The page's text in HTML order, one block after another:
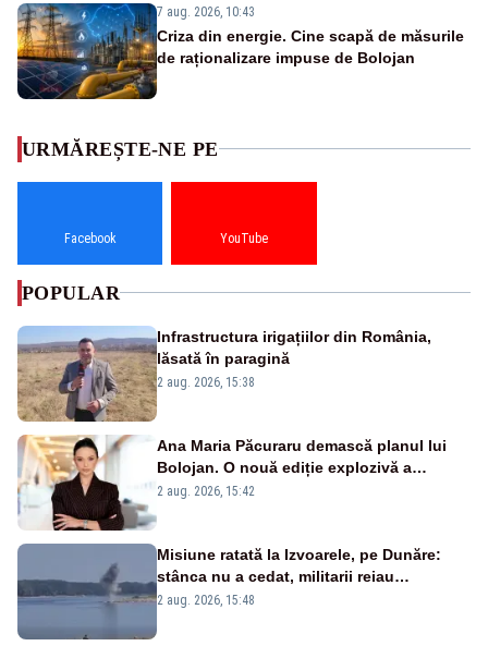
7 aug. 2026, 10:43
Criza din energie. Cine scapă de măsurile
de raționalizare impuse de Bolojan
URMĂREȘTE-NE PE
Facebook YouTube
POPULAR
Infrastructura irigațiilor din România,
lăsată în paragină
2 aug. 2026, 15:38
Ana Maria Păcuraru demască planul lui
Bolojan. O nouă ediție explozivă a
emisiunii „Miza Zilei” la Realitatea PLUS
2 aug. 2026, 15:42
Misiune ratată la Izvoarele, pe Dunăre:
stânca nu a cedat, militarii reiau
detonările luni – VIDEO
2 aug. 2026, 15:48